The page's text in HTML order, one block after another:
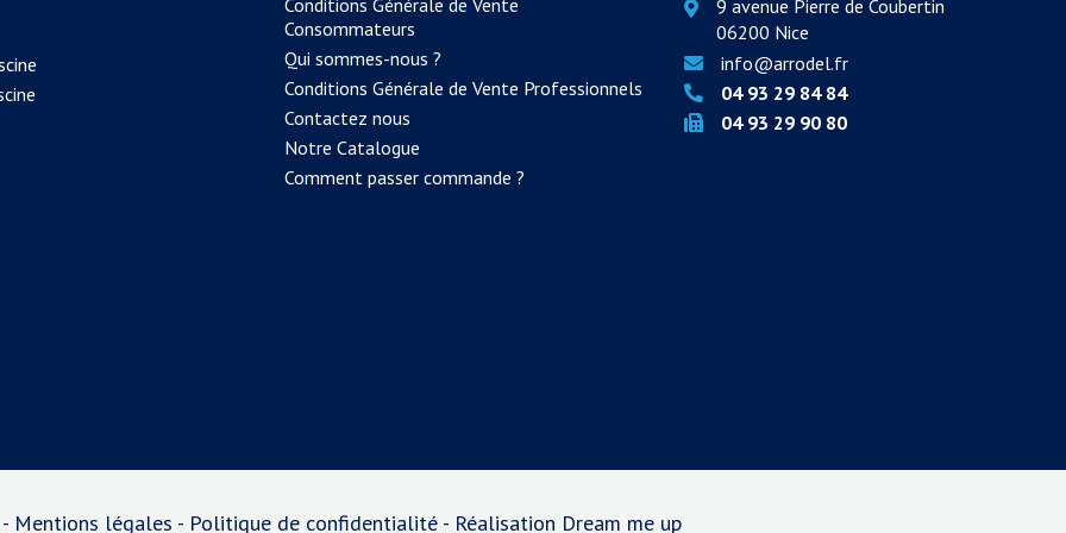
Consommateurs
Qui sommes-nous ?
Conditions Générale de Vente Professionnels
Contactez nous
Notre Catalogue
Comment passer commande ?
9 avenue Pierre de Coubertin
06200 Nice
info@arrodel.fr
04 93 29 84 84
04 93 29 90 80
Mentions légales - Politique de confidentialité - Réalisation Dream me up